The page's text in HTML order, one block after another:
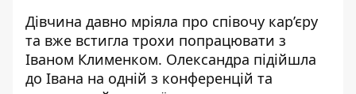
Дівчина давно мріяла про співочу кар’єру
та вже встигла трохи попрацювати з
Іваном Клименком. Олександра підійшла
до Івана на одній з конференцій та